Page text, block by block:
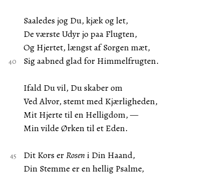
Saaledes jog Du, kjæk og let,
De værste Udyr jo paa Flugten,
Og Hjertet, længst af Sorgen mæt,
Sig aabned glad for Himmelfrugten.
Ifald Du vil, Du skaber om
Ved Alvor, stemt med Kjærligheden,
Mit Hjerte til en Helligdom, —
Min vilde Ørken til et Eden.
Dit Kors erRosen i Din Haand,
Din Stemme er en hellig Psalme,